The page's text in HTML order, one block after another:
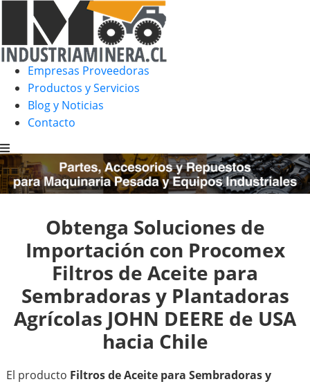
Empresas Proveedoras
Productos y Servicios
Blog y Noticias
Contacto
Obtenga Soluciones de
Importación con Procomex
Filtros de Aceite para
Sembradoras y Plantadoras
Agrícolas JOHN DEERE de USA
hacia Chile
El producto Filtros de Aceite para Sembradoras y